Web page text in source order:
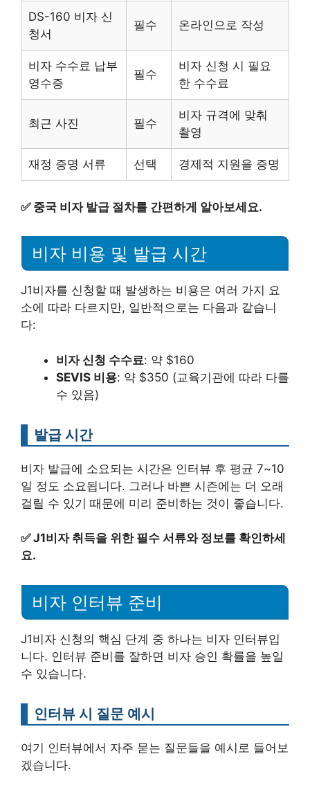
DS-160 비자 신
청서
필수 온라인으로 작성
비자 수수료 납부
영수증
필수
비자 신청 시 필요
한 수수료
최근 사진 필수
비자 규격에 맞춰
촬영
재정 증명 서류 선택 경제적 지원을 증명
✅ 중국 비자 발급 절차를 간편하게 알아보세요.
비자 비용 및 발급 시간
J1비자를 신청할 때 발생하는 비용은 여러 가지 요
소에 따라 다르지만, 일반적으로는 다음과 같습니
다:
비자 신청 수수료: 약 $160
SEVIS 비용: 약 $350 (교육기관에 따라 다를
수 있음)
발급 시간
비자 발급에 소요되는 시간은 인터뷰 후 평균 7~10
일 정도 소요됩니다. 그러나 바쁜 시즌에는 더 오래
걸릴 수 있기 때문에 미리 준비하는 것이 좋습니다.
✅J1비자 취득을 위한 필수 서류와 정보를 확인하세
요.
비자 인터뷰 준비
J1비자 신청의 핵심 단계 중 하나는 비자 인터뷰입
니다. 인터뷰 준비를 잘하면 비자 승인 확률을 높일
수 있습니다.
인터뷰 시 질문 예시
여기 인터뷰에서 자주 묻는 질문들을 예시로 들어보
겠습니다.